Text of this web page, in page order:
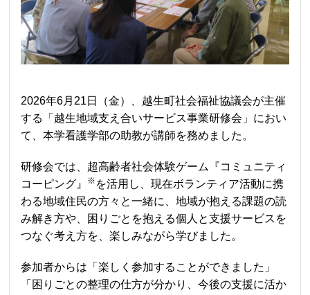
2026年6月 21 日（金）、越生町社会福祉協議会が主催
する「越生地域支え合いサービス事業研修会」におい
て、本学看護学部の助教が講師を務めました。
研修会では、超高齢者社会体験ゲーム『コミュニティ
コーピング』
※ を活用し、現在ボランティア活動に携
わる地域住民の方々と一緒に、地域が抱える課題の読
み解き方や、困りごとを抱える個人と支援サービスを
つなぐ考え方を、楽しみながら学びました。
参加者からは「楽しく参加することができました」
「困りごとの整理の仕方が分かり、今後の支援に活か